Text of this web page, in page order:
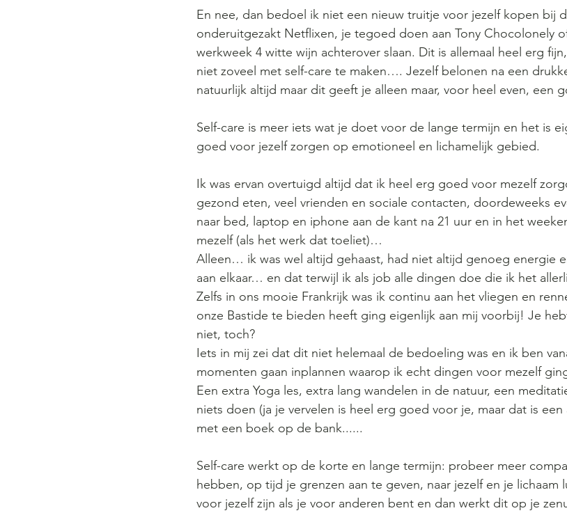
En nee, dan bedoel ik niet een nieuw truitje voor jezelf kopen bij
onderuitgezakt Netflixen, je tegoed doen aan Tony Chocolonely
werkweek 4 witte wijn achterover slaan. Dit is allemaal heel erg
niet zoveel met self-care te maken…. Jezelf belonen na een
natuurlijk altijd maar dit geeft je alleen maar, voor heel even, een
Self-care is meer iets wat je doet voor de lange termijn en het is
goed voor jezelf zorgen op emotioneel en lichamelijk gebied.
Ik was ervan overtuigd altijd dat ik heel erg goed voor mezelf
gezond eten, veel vrienden en sociale contacten, doordeweeks
naar bed, laptop en iphone aan de kant na 21 uur en in het
mezelf (als het werk dat toeliet)…
Alleen… ik was wel altijd gehaast, had niet altijd genoeg energie
aan elkaar… en dat terwijl ik als job alle dingen doe die ik het
Zelfs in ons mooie Frankrijk was ik continu aan het vliegen en
onze Bastide te bieden heeft ging eigenlijk aan mij voorbij! Je
niet, toch?
Iets in mij zei dat dit niet helemaal de bedoeling was en ik ben
momenten gaan inplannen waarop ik echt dingen voor mezelf
Een extra Yoga les, extra lang wandelen in de natuur, een
niets doen (ja je vervelen is heel erg goed voor je, maar dat is
met een boek op de bank......
Self-care werkt op de korte en lange termijn: probeer meer
hebben, op tijd je grenzen aan te geven, naar jezelf en je lichaam
voor jezelf zijn als je voor anderen bent en dan werkt dit op je